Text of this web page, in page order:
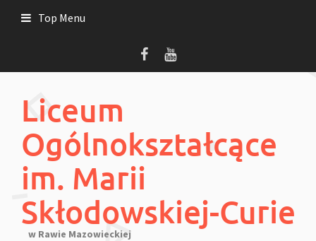
Top Menu
Liceum
Ogólnokształcące
im. Marii
Skłodowskiej-Curie
w Rawie Mazowieckiej